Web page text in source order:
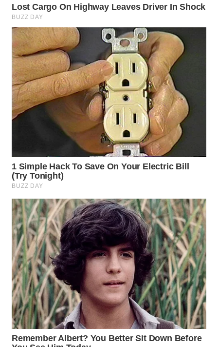
WN
SEMARANG
WN
SOLO
WN
BOROBUDUR
SURABAYA
WN
NATUNA
WN
BINTAN
WN
MANDALIKA
WN
LIKUPANG
WN